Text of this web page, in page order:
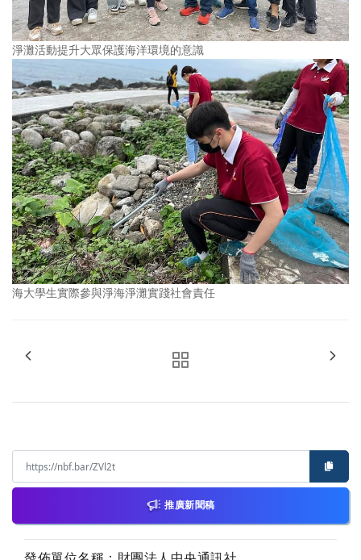
淨灘活動提升大眾保護海洋環境的意識
海大學生實際參與淨海淨灘實踐社會責任
推廣新聞稿